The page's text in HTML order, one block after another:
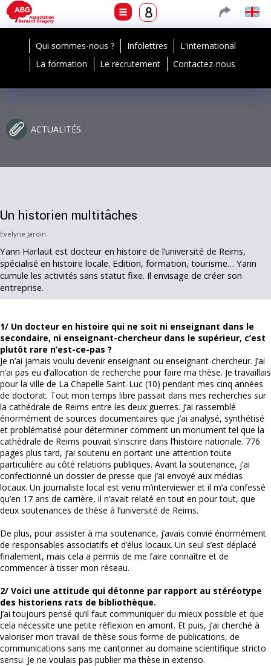
Qui sommes-nous ? Infolettres
L'international
La formation
Le recrutement Contactez-nous
ACTUALITÉS
Un historien multitâches
Evelyne Jardin
Yann Harlaut est docteur en histoire de l’université de Reims,
spécialisé en histoire locale. Edition, formation, tourisme… Yann
cumule les activités sans statut fixe. Il envisage de créer son
entreprise.
1/ Un docteur en histoire qui ne soit ni enseignant dans le
secondaire, ni enseignant-chercheur dans le supérieur, c’est
plutôt rare n’est-ce-pas ?
Je n’ai jamais voulu devenir enseignant ou enseignant-chercheur. J’ai
n’ai pas eu d’allocation de recherche pour faire ma thèse. Je travaillais
pour la ville de La Chapelle Saint-Luc (10) pendant mes cinq années
de doctorat. Tout mon temps libre passait dans mes recherches sur
la cathédrale de Reims entre les deux guerres. J’ai rassemblé
énormément de sources documentaires que j’ai analysé, synthétisé
et problématisé pour déterminer comment un monument tel que la
cathédrale de Reims pouvait s’inscrire dans l’histoire nationale. 776
pages plus tard, j’ai soutenu en portant une attention toute
particulière au côté relations publiques. Avant la soutenance, j’ai
confectionné un dossier de presse que j’ai envoyé aux médias
locaux. Un journaliste local est venu m’interviewer et il m’a confessé
qu’en 17 ans de carrière, il n’avait relaté en tout en pour tout, que
deux soutenances de thèse à l’université de Reims.
De plus, pour assister à ma soutenance, j’avais convié énormément
de responsables associatifs et d’élus locaux. Un seul s’est déplacé
finalement, mais cela a permis de me faire connaître et de
commencer à tisser mon réseau.
2/ Voici une attitude qui détonne par rapport au stéréotype
des historiens rats de bibliothèque.
J’ai toujours pensé qu’il faut communiquer du mieux possible et que
cela nécessite une petite réflexion en amont. Et puis, j’ai cherché à
valoriser mon travail de thèse sous forme de publications, de
communications sans me cantonner au domaine scientifique stricto
sensu. Je ne voulais pas publier ma thèse in extenso.